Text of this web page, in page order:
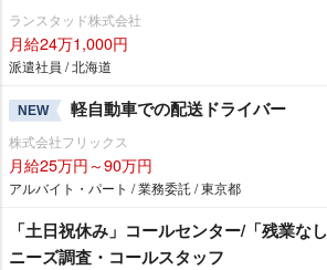
ランスタッド株式会社
月給24万1,000円
派遣社員 / 北海道
NEW 軽自動車での配送ドライバー
株式会社フリックス
月給25万円～90万円
アルバイト・パート / 業務委託 / 東京都
「土日祝休み」コールセンター/「残業な
ニーズ調査・コールスタッフ